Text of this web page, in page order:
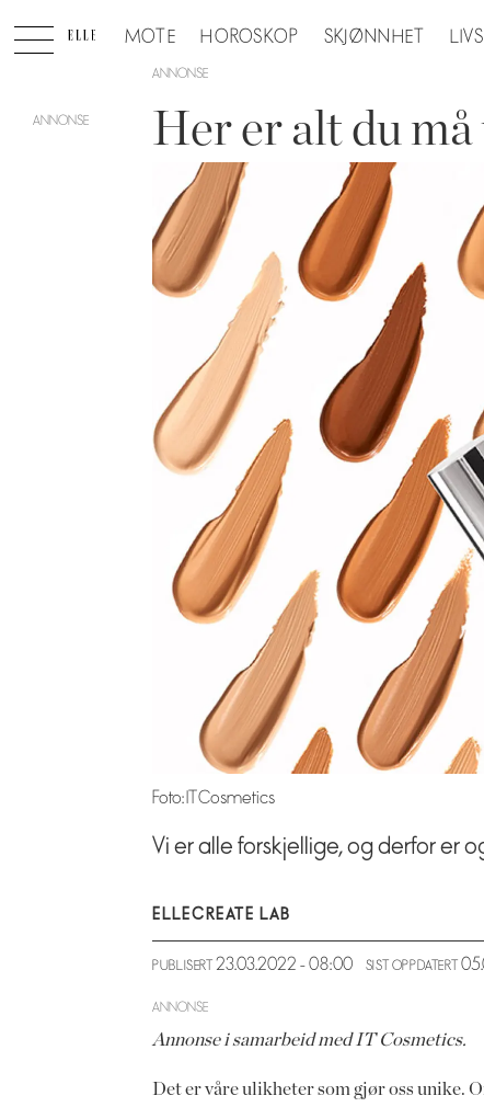
MOTE HOROSKOP SKJØNNHET
ANNONSE
Her er alt du
Foto: IT Cosmetics
Vi er alle forskjellige, og derfor er
ELLECREATE LAB
PUBLISERT 23.03.2022 - 08:00 SIST OPPDATERT
ANNONSE
Annonse i samarbeid med IT Cosmetics.
Det er våre ulikheter som gjør oss unike.